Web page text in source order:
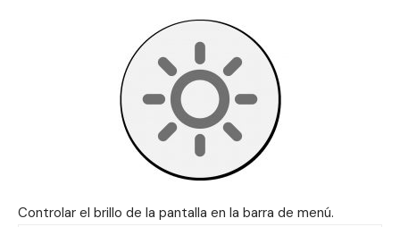
Controlar el brillo de la pantalla en la barra de menú.